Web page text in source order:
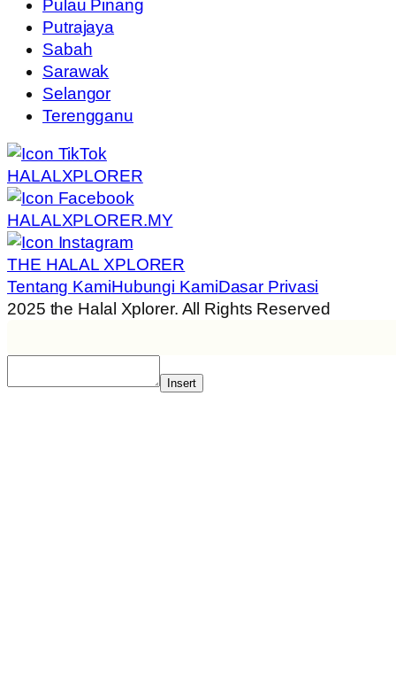
Pulau Pinang
Putrajaya
Sabah
Sarawak
Selangor
Terengganu
HALALXPLORER
HALALXPLORER.MY
THE HALAL XPLORER
Tentang KamiHubungi KamiDasar Privasi
2025 the Halal Xplorer. All Rights Reserved
Insert